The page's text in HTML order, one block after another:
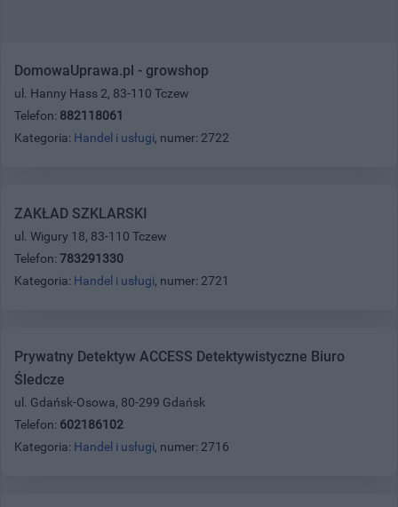
DomowaUprawa.pl - growshop
ul. Hanny Hass 2, 83-110 Tczew
Telefon: 882118061
Kategoria: Handel i usługi, numer: 2722
ZAKŁAD SZKLARSKI
ul. Wigury 18, 83-110 Tczew
Telefon: 783291330
Kategoria: Handel i usługi, numer: 2721
Prywatny Detektyw ACCESS Detektywistyczne Biuro
Śledcze
ul. Gdańsk-Osowa, 80-299 Gdańsk
Telefon: 602186102
Kategoria: Handel i usługi, numer: 2716